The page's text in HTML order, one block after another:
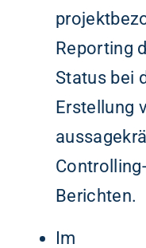
Reporting
Status bei
Erstellung
Controlling-
Berichten.
Im